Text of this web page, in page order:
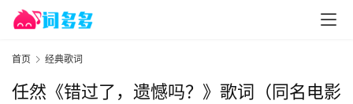
首页 经典歌词
任然《错过了，遗憾吗？》歌词（同名电影